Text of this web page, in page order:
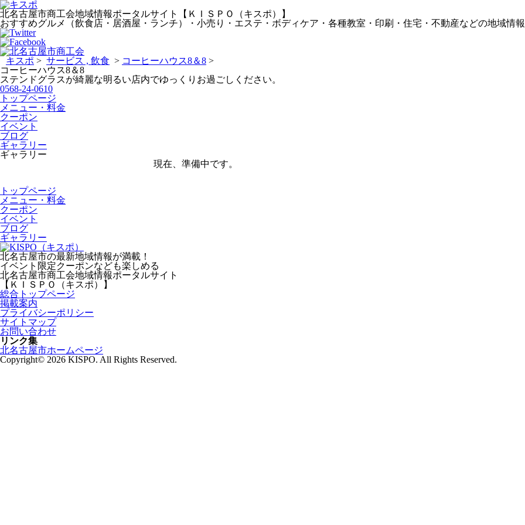
北名古屋市商工会地域情報ポータルサイト【ＫＩＳＰＯ（キスポ）】
おすすめグルメ（飲食店・居酒屋・ランチ）・小売り・エステ・ボディケア・各種教室・印刷・住宅・不動産などの地域情
キスポ > サービス 飲食 > コーヒーハウス8＆8 >
コーヒーハウス8＆8
ステンドグラスが綺麗な明るい店内でゆっくりお過ごしください。
0568-24-0610
トップページ
メニュー・料金
クーポン
イベント
ブログ
ギャラリー
ギャラリー
現在、準備中です。
トップページ
メニュー・料金
クーポン
イベント
ブログ
ギャラリー
北名古屋市の最新地域情報が満載！
イベント限定クーポンなども楽しめる
北名古屋市商工会地域情報ポータルサイト
【ＫＩＳＰＯ（キスポ）】
総合トップページ
掲載案内
プライバシーポリシー
サイトマップ
お問い合わせ
リンク集
北名古屋市ホームページ
Copyright© 2026 KISPO. All Rights Reserved.